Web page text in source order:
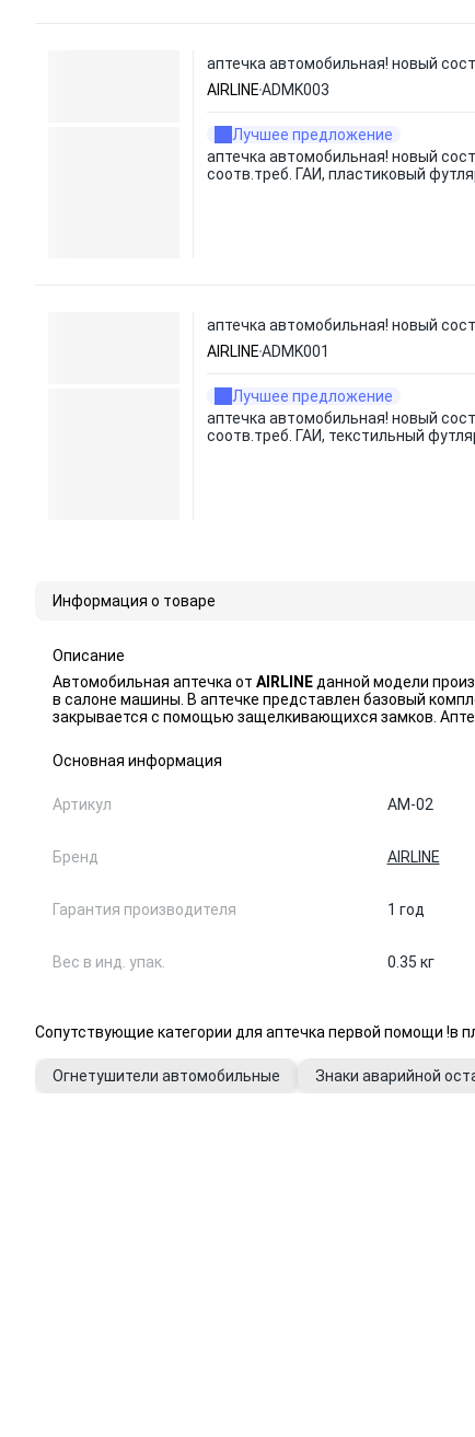
аптечка автомобильная! новый
AIRLINEADMK003
Лучшее предложение
аптечка автомобильная! новый
соотв.треб. ГАИ, пластиковый
аптечка автомобильная! новый
AIRLINEADMK001
Лучшее предложение
аптечка автомобильная! новый
соотв.треб. ГАИ, текстильный
Информация о товаре
Описание
Автомобильная аптечка от AIRLINE данной модели
в салоне машины. В аптечке представлен базовый
закрывается с помощью защелкивающихся замков.
Основная информация
Артикул AM-02
Бренд AIRLINE
Гарантия производителя 1 год
Вес в инд. упак. 0.35 кг
Сопутствующие категории для аптечка первой помощи !в
Огнетушители автомобильные Знаки аварийной